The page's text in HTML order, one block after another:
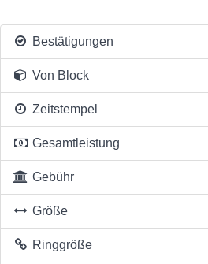
Bestätigungen
Von Block
Zeitstempel
Gesamtleistung
Gebühr
Größe
Ringgröße